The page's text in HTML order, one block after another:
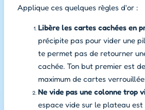
Applique ces quelques règles d'or :
Libère les cartes cachées en
précipite pas pour vider une
te permet pas de retourner
cachée. Ton but premier est
maximum de cartes
Ne vide pas une colonne trop
espace vide sur le plateau est